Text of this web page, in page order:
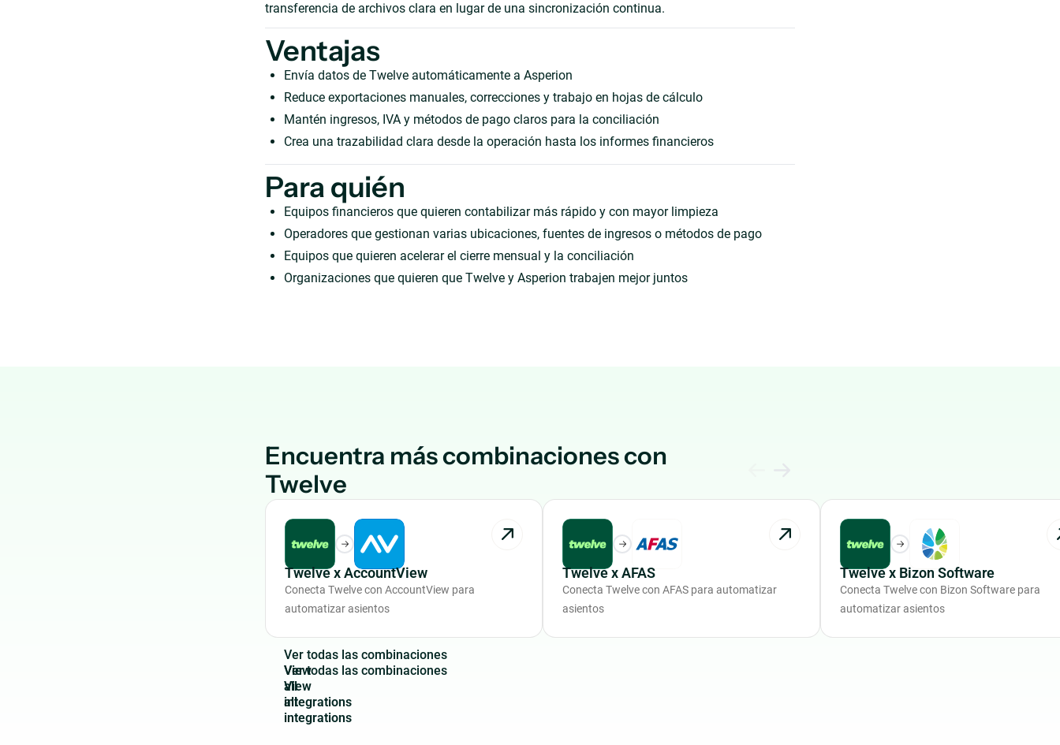
transferencia de archivos clara en lugar de una sincronización continua.
Ventajas
Envía datos de Twelve automáticamente a Asperion
Reduce exportaciones manuales, correcciones y trabajo en hojas de cálculo
Mantén ingresos, IVA y métodos de pago claros para la conciliación
Crea una trazabilidad clara desde la operación hasta los informes financieros
Para quién
Equipos financieros que quieren contabilizar más rápido y con mayor limpieza
Operadores que gestionan varias ubicaciones, fuentes de ingresos o métodos de pago
Equipos que quieren acelerar el cierre mensual y la conciliación
Organizaciones que quieren que Twelve y Asperion trabajen mejor juntos
Encuentra más combinaciones con
Twelve
Twelve x AccountView
Conecta Twelve con AccountView para
automatizar asientos
Twelve x AFAS
Conecta Twelve con AFAS para automatizar
asientos
Twelve x Bizon Software
Conecta Twelve con Bizon Software para
automatizar asientos
Ver todas las combinaciones
View
all
integrations